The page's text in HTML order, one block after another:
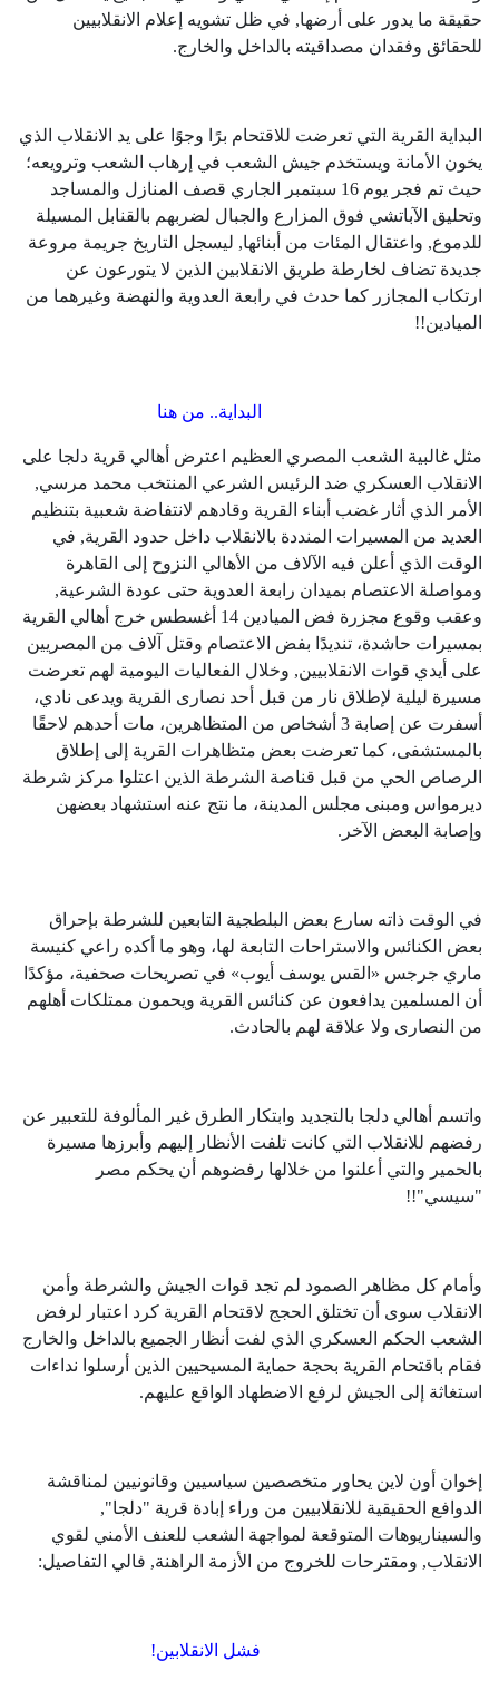
حقيقة ما يدور على أرضها, في ظل تشويه إعلام الانقلابيين
للحقائق وفقدان مصداقيته بالداخل والخارج.
البداية القرية التي تعرضت للاقتحام برًا وجوًا على يد الانقلاب الذي
يخون الأمانة ويستخدم جيش الشعب في إرهاب الشعب وترويعه؛
حيث تم فجر يوم 16 سبتمبر الجاري قصف المنازل والمساجد
وتحليق الآباتشي فوق المزارع والجبال لضربهم بالقنابل المسيلة
للدموع, واعتقال المئات من أبنائها, ليسجل التاريخ جريمة مروعة
جديدة تضاف لخارطة طريق الانقلابين الذين لا يتورعون عن
ارتكاب المجازر كما حدث في رابعة العدوية والنهضة وغيرهما من
الميادين!!
البداية.. من هنا
مثل غالبية الشعب المصري العظيم اعترض أهالي قرية دلجا على
الانقلاب العسكري ضد الرئيس الشرعي المنتخب محمد مرسي,
الأمر الذي أثار غضب أبناء القرية وقادهم لانتفاضة شعبية بتنظيم
العديد من المسيرات المنددة بالانقلاب داخل حدود القرية, في
الوقت الذي أعلن فيه الآلاف من الأهالي النزوح إلى القاهرة
ومواصلة الاعتصام بميدان رابعة العدوية حتى عودة الشرعية,
وعقب وقوع مجزرة فض الميادين 14 أغسطس خرج أهالي القرية
بمسيرات حاشدة، تنديدًا بفض الاعتصام وقتل آلاف من المصريين
على أيدي قوات الانقلابيين, وخلال الفعاليات اليومية لهم تعرضت
مسيرة ليلية لإطلاق نار من قبل أحد نصارى القرية ويدعى نادي،
أسفرت عن إصابة 3 أشخاص من المتظاهرين، مات أحدهم لاحقًا
بالمستشفى، كما تعرضت بعض متظاهرات القرية إلى إطلاق
الرصاص الحي من قبل قناصة الشرطة الذين اعتلوا مركز شرطة
ديرمواس ومبنى مجلس المدينة، ما نتج عنه استشهاد بعضهن
وإصابة البعض الآخر.
في الوقت ذاته سارع بعض البلطجية التابعين للشرطة بإحراق
بعض الكنائس والاستراحات التابعة لها، وهو ما أكده راعي كنيسة
ماري جرجس «القس يوسف أيوب» في تصريحات صحفية، مؤكدًا
أن المسلمين يدافعون عن كنائس القرية ويحمون ممتلكات أهلهم
من النصارى ولا علاقة لهم بالحادث.
واتسم أهالي دلجا بالتجديد وابتكار الطرق غير المألوفة للتعبير عن
رفضهم للانقلاب التي كانت تلفت الأنظار إليهم وأبرزها مسيرة
بالحمير والتي أعلنوا من خلالها رفضوهم أن يحكم مصر
"سيسي"!!
وأمام كل مظاهر الصمود لم تجد قوات الجيش والشرطة وأمن
الانقلاب سوى أن تختلق الحجج لاقتحام القرية كرد اعتبار لرفض
الشعب الحكم العسكري الذي لفت أنظار الجميع بالداخل والخارج
فقام باقتحام القرية بحجة حماية المسيحيين الذين أرسلوا نداءات
استغاثة إلى الجيش لرفع الاضطهاد الواقع عليهم.
إخوان أون لاين يحاور متخصصين سياسيين وقانونيين لمناقشة
الدوافع الحقيقية للانقلابيين من وراء إبادة قرية "دلجا",
والسيناريوهات المتوقعة لمواجهة الشعب للعنف الأمني لقوي
الانقلاب, ومقترحات للخروج من الأزمة الراهنة, فالي التفاصيل:
فشل الانقلابين!